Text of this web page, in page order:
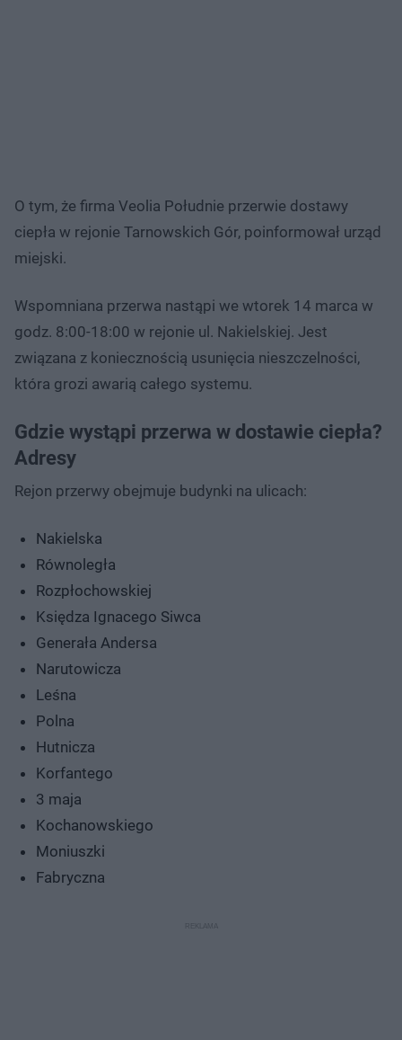
O tym, że firma Veolia Południe przerwie dostawy
ciepła w rejonie Tarnowskich Gór, poinformował urząd
miejski.
Wspomniana przerwa nastąpi we wtorek 14 marca w
godz. 8:00-18:00 w rejonie ul. Nakielskiej. Jest
związana z koniecznością usunięcia nieszczelności,
która grozi awarią całego systemu.
Gdzie wystąpi przerwa w dostawie ciepła?
Adresy
Rejon przerwy obejmuje budynki na ulicach:
Nakielska
Równoległa
Rozpłochowskiej
Księdza Ignacego Siwca
Generała Andersa
Narutowicza
Leśna
Polna
Hutnicza
Korfantego
3 maja
Kochanowskiego
Moniuszki
Fabryczna